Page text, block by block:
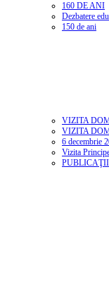
160 DE ANI
Dezbatere
150 de ani
VIZITA
VIZITA
6 decembrie
Vizita
PUBLICAŢII